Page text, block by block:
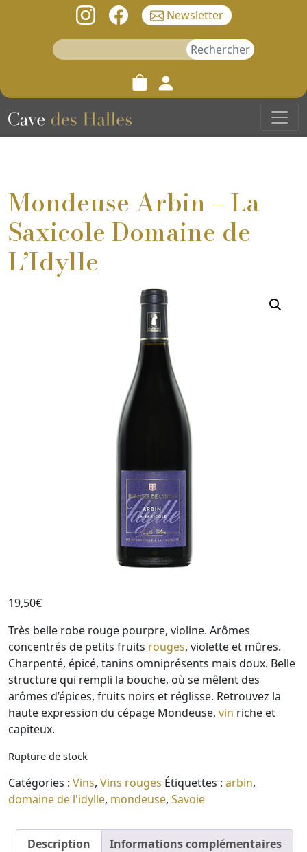
Newsletter
Rechercher :
Mondeuse Arbin – La
Saxicole Domaine de
L’Idylle
19,50€
Très belle robe rouge pourpre, violine. Arômes
concentrés de petits fruits rouges, violette et mûres.
Charpenté, épicé, tanins omniprésents mais doux. Belle
structure qui rempli la bouche, où se mêlent des
arômes d’épices, fruits noirs et réglisse. Retrouvez la
haute expression du cépage Mondeuse, vin riche et
capiteux.
Rupture de stock
Catégories : Vins, Vins rouges Étiquettes : arbin,
domaine de l'idylle, mondeuse, Savoie
Description Informations complémentaires